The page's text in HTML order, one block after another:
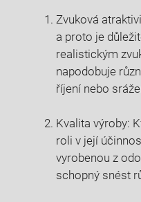
Zvuková
a proto je
realistickým
napodobuje
říjení nebo
Kvalita výroby:
roli v její
vyrobenou z
schopný snést